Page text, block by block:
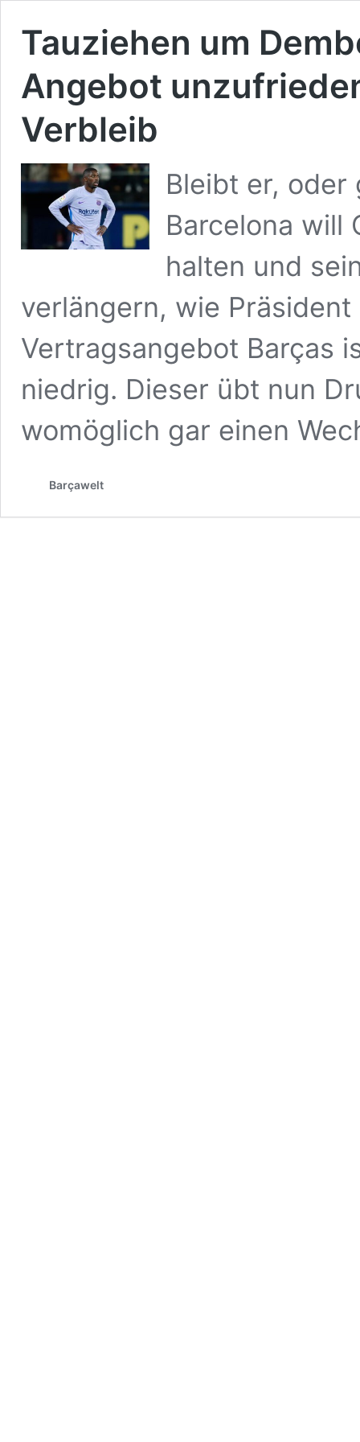
Tauziehen um
Angebot
Verbleib
Bleibt er, oder
Barcelona will
halten und
verlängern, wie
Vertragsangebot Barças
niedrig. Dieser übt nun
womöglich gar einen
Barçawelt